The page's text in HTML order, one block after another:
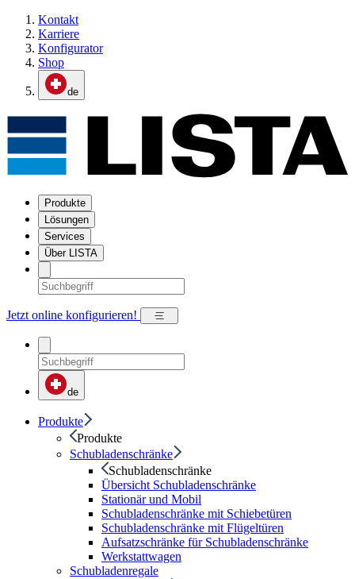
Kontakt
Karriere
Konfigurator
Shop
de
Produkte
Lösungen
Services
Über LISTA
Jetzt online konfigurieren!
de
Produkte
Produkte
Schubladenschränke
Schubladenschränke
Übersicht Schubladenschränke
Stationär und Mobil
Schubladenschränke mit Schiebetüren
Schubladenschränke mit Flügeltüren
Aufsatzschränke für Schubladenschränke
Werkstattwagen
Schubladenregale